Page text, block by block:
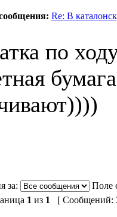
Re: В
по
за:
Поле
1 из 1 [ Сообщений: